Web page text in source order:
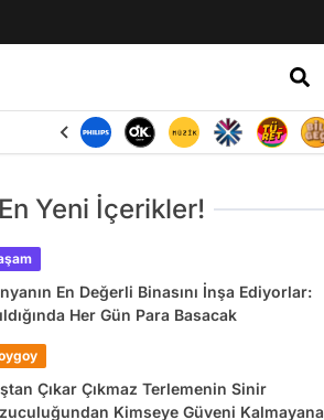
En Yeni İçerikler!
En Değerli Binasını İnşa Ediyorlar:
Her Gün Para Basacak
Çıkar Çıkmaz Terlemenin Sinir
Kimseye Güveni Kalmayana